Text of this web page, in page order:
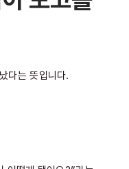
다는 뜻입니다.